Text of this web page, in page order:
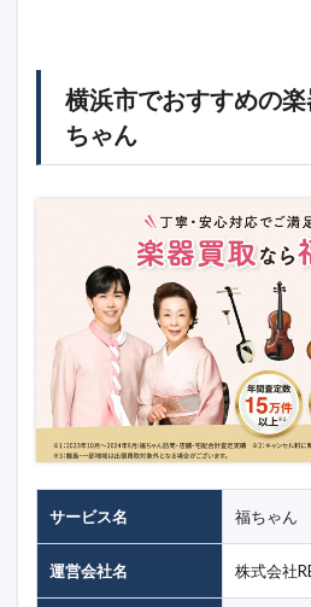
横浜市でおすすめの
ちゃん
サービス名 福ちゃん
運営会社名 株式会社